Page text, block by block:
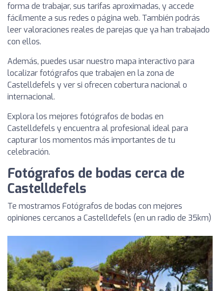
forma de trabajar, sus tarifas aproximadas, y accede
fácilmente a sus redes o página web. También podrás
leer valoraciones reales de parejas que ya han trabajado
con ellos.
Además, puedes usar nuestro mapa interactivo para
localizar fotógrafos que trabajen en la zona de
Castelldefels y ver si ofrecen cobertura nacional o
internacional.
Explora los mejores fotógrafos de bodas en
Castelldefels y encuentra al profesional ideal para
capturar los momentos más importantes de tu
celebración.
Fotógrafos de bodas cerca de
Castelldefels
Te mostramos Fotógrafos de bodas con mejores
opiniones cercanos a Castelldefels (en un radio de 35km)